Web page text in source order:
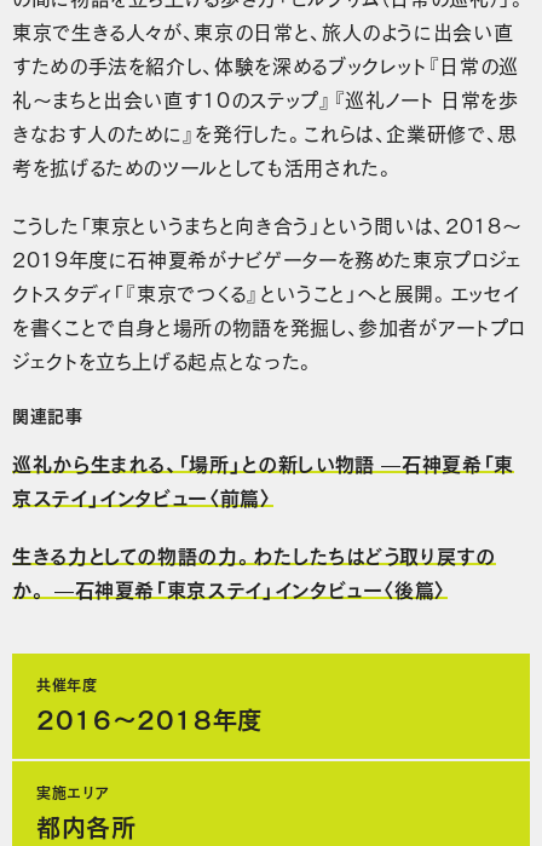
東京で生きる人々が、東京の日常と、旅人のように出会い直
すための手法を紹介し、体験を深めるブックレット『日常の巡
礼～まちと出会い直す10のステップ』『巡礼ノート 日常を歩
きなおす人のために』を発行した。これらは、企業研修で、思
考を拡げるためのツールとしても活用された。
こうした「東京というまちと向き合う」という問いは、2018〜
2019年度に石神夏希がナビゲーターを務めた東京プロジェ
クトスタディ「『東京でつくる』ということ」へと展開。エッセイ
を書くことで自身と場所の物語を発掘し、参加者がアートプロ
ジェクトを立ち上げる起点となった。
関連記事
巡礼から生まれる、「場所」との新しい物語 —石神夏希「東
京ステイ」インタビュー〈前篇〉
生きる力としての物語の力。わたしたちはどう取り戻すの
か。 —石神夏希「東京ステイ」インタビュー〈後篇〉
共催年度
2016〜2018年度
実施エリア
都内各所